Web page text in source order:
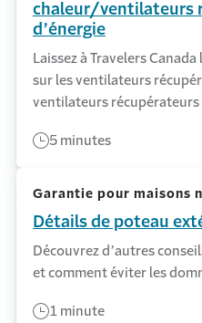
chaleur/ventilateurs
d’énergie
Laissez à Travelers
sur les ventilateurs
ventilateurs récupérateurs
5 minutes
Garantie pour maisons
Détails de poteau
Découvrez d’autres
et comment éviter les
1 minute